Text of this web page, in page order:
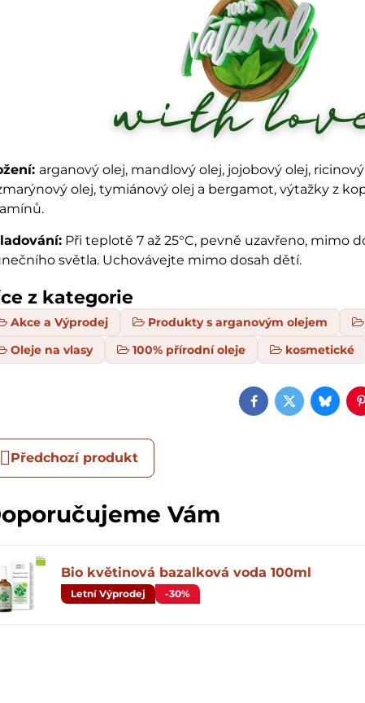
arganový olej, mandlový olej, jojobový olej,
olej, tymiánový olej a bergamot, výtažky z
Při teplotě 7 až 25°C, pevně uzavřeno, mimo
světla. Uchovávejte mimo dosah dětí.
z kategorie
Akce a Výprodej Produkty s arganovým olejem
Oleje na vlasy
100% přírodní oleje kosmetické
Facebook
Twitter
Předchozí produkt
Vám
Bio květinová bazalková voda 100ml
Letní Výprodej -30%